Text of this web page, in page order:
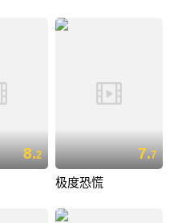
8.2 7.7
极度恐慌